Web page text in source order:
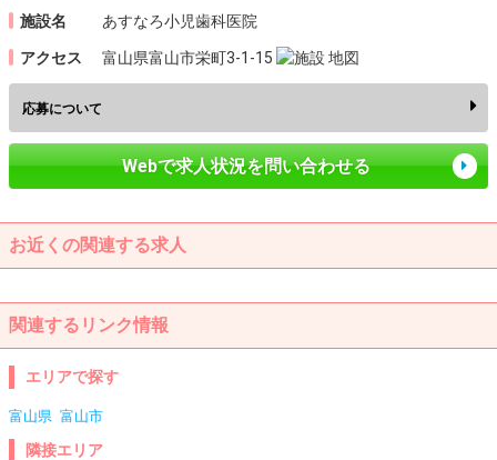
施設名 あすなろ小児歯科医院
アクセス 富山県富山市栄町3-1-15
応募について
Webで求人状況を問い合わせる
お近くの関連する求人
関連するリンク情報
エリアで探す
富山県 富山市
隣接エリア